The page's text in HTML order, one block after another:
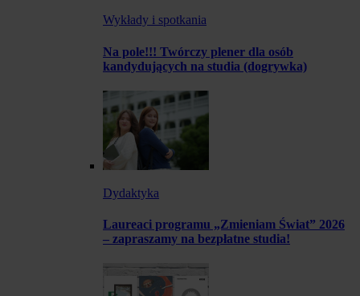
Wykłady i spotkania
Na pole!!! Twórczy plener dla osób
kandydujących na studia (dogrywka)
Dydaktyka
Laureaci programu „Zmieniam Świat” 2026
– zapraszamy na bezpłatne studia!